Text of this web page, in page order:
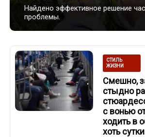
Найдено эффективное решение
проблемы.
СТИЛЬ
ЖИЗНИ
Смешно,
стыдно
с вонью
ходить в
хоть сутки